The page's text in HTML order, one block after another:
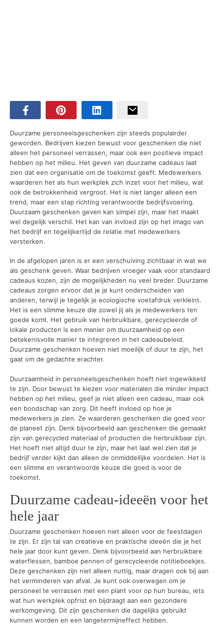
Duurzame personeelsgeschenken zijn steeds populairder
geworden. Bedrijven kiezen bewust voor geschenken die niet
alleen het personeel verrassen, maar ook een positieve impact
hebben op het milieu. Het geven van duurzame cadeaus laat
zien dat een organisatie om de toekomst geeft. Medewerkers
waarderen het als hun werkplek zich inzet voor het milieu, wat
ook de betrokkenheid vergroot. Het is niet langer alleen een
trend, maar een stap richting verantwoorde bedrijfsvoering.
Duurzaam geschenken geven kan simpel zijn, maar het maakt
wel degelijk verschil. Het kan van invloed zijn op het imago van
het bedrijf en tegelijkertijd de relatie met medewerkers
versterken.
In de afgelopen jaren is er een verschuiving zichtbaar in wat we
als geschenk geven. Waar bedrijven vroeger vaak voor standaard
cadeaus kozen, zijn de mogelijkheden nu veel breder. Duurzame
cadeaus zorgen ervoor dat je je kunt onderscheiden van
anderen, terwijl je tegelijk je ecologische voetafdruk verkleint.
Het is een slimme keuze die zowel jij als je medewerkers ten
goede komt. Het gebruik van herbruikbare, gerecycleerde of
lokale producten is een manier om duurzaamheid op een
betekenisvolle manier te integreren in het cadeaubeleid.
Duurzame geschenken hoeven niet moeilijk of duur te zijn, het
gaat om de gedachte erachter.
Duurzaamheid in personeelsgeschenken hoeft niet ingewikkeld
te zijn. Door bewust te kiezen voor materialen die minder impact
hebben op het milieu, geef je niet alleen een cadeau, maar ook
een boodschap van zorg. Dit heeft invloed op hoe je
medewerkers je zien. Ze waarderen geschenken die goed voor
de planeet zijn. Denk bijvoorbeeld aan geschenken die gemaakt
zijn van gerecycled materiaal of producten die herbruikbaar zijn.
Het hoeft niet altijd duur te zijn, maar het laat wel zien dat je
bedrijf verder kijkt dan alleen de onmiddellijke voordelen. Het is
een slimme en verantwoorde keuze die goed is voor de
toekomst.
Duurzame cadeau-ideeën voor het
hele jaar
Duurzame geschenken hoeven niet alleen voor de feestdagen
te zijn. Er zijn tal van creatieve en praktische ideeën die je het
hele jaar door kunt geven. Denk bijvoorbeeld aan herbruikbare
waterflessen, bamboe pennen of gerecycleerde notitieboekjes.
Deze geschenken zijn niet alleen nuttig, maar dragen ook bij aan
het verminderen van afval. Je kunt ook overwegen om je
personeel te verrassen met een plant voor op hun bureau, iets
wat hun werkplek opfrist en bijdraagt aan een gezondere
werkomgeving. Dit zijn geschenken die dagelijks gebruikt
kunnen worden en een langetermijneffect hebben.